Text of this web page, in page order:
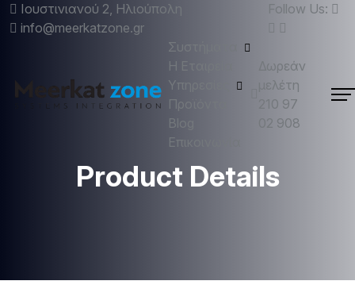
Ιουστινιανού 2, Ηλιούπολη
info@meerkatzone.gr
Follow Us:
Συστήματα
Η Εταιρεία
Υπηρεσίες
Προϊόντα
Blog
Επικοινωνία
Δωρεάν
μελέτη
210 97
02 908
Product Details